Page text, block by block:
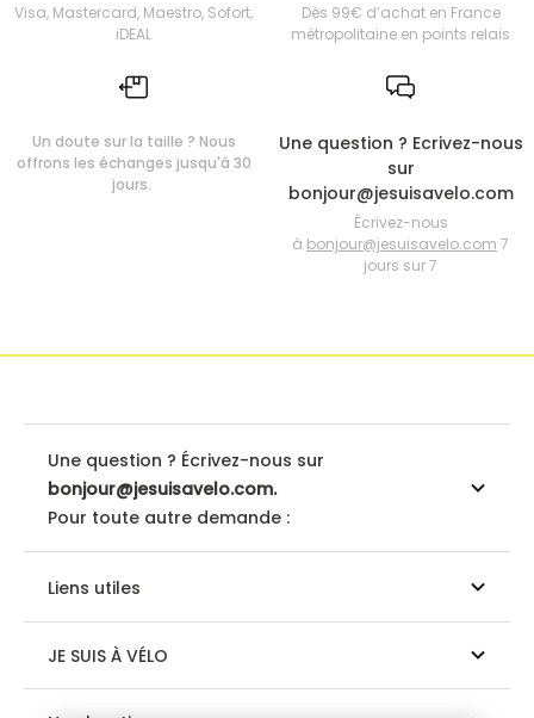
Visa, Mastercard, Maestro, Sofort,
iDEAL
Dès 99€ d’achat en France
métropolitaine en points relais
Un doute sur la taille ? Nous
offrons les échanges jusqu'à 30
jours.
Une question ? Ecrivez-nous
sur
bonjour@jesuisavelo.com
Écrivez-nous
à bonjour@jesuisavelo.com 7
jours sur 7
Une question ? Écrivez-nous sur
bonjour@jesuisavelo.com.
Pour toute autre demande :
Liens utiles
JE SUIS À VÉLO